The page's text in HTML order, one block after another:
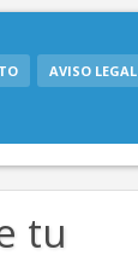
AVISO LEGAL
tu